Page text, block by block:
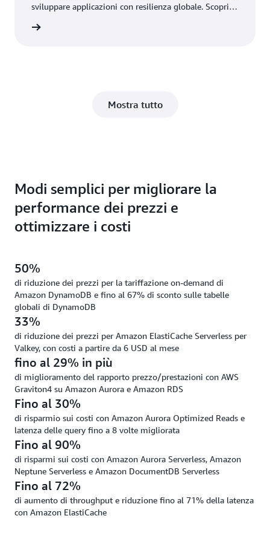
sviluppare applicazioni con resilienza globale. Scopri
disaster recovery in una singola regione e in più
Mostra tutto
Modi semplici per migliorare la
performance dei prezzi e
ottimizzare i costi
50%
di riduzione dei prezzi per la tariffazione on-demand di
Amazon DynamoDB e fino al 67% di sconto sulle tabelle
globali di DynamoDB
33%
di riduzione dei prezzi per Amazon ElastiCache Serverless per
Valkey, con costi a partire da 6 USD al mese
fino al 29% in più
di miglioramento del rapporto prezzo/prestazioni con AWS
Graviton4 su Amazon Aurora e Amazon RDS
Fino al 30%
di risparmio sui costi con Amazon Aurora Optimized Reads e
latenza delle query fino a 8 volte migliorata
Fino al 90%
di risparmi sui costi con Amazon Aurora Serverless, Amazon
Neptune Serverless e Amazon DocumentDB Serverless
Fino al 72%
di aumento di throughput e riduzione fino al 71% della latenza
con Amazon ElastiCache